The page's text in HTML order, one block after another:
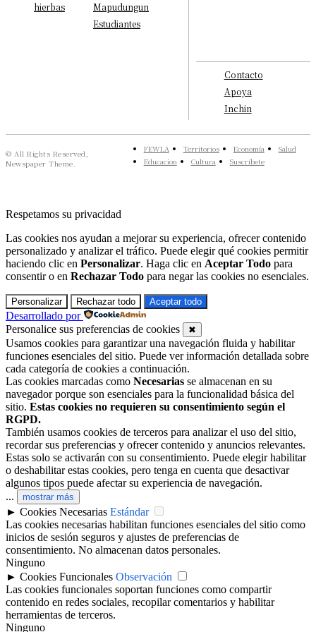
hierbas
Mapudungun
Estudiantes
Contacto
Apoya
Inchin
© All Rights Reserved,
Newspaper Theme.
FEWLA Territorios Economía
Salud
Educacion
Cultura Suscríbete
Respetamos su privacidad
Las cookies nos ayudan a mejorar su experiencia, ofrecer contenido
personalizado y analizar el tráfico. Puede elegir qué cookies permitir
haciendo clic en Personalizar. Haga clic en Aceptar Todo para
consentir o en Rechazar Todo para negar las cookies no esenciales.
Personalizar Rechazar todo Aceptar todo
Desarrollado por
Personalice sus preferencias de cookies
✖
Usamos cookies para garantizar una navegación fluida y habilitar
funciones esenciales del sitio. Puede ver información detallada sobre
cada categoría de cookies a continuación.
Las cookies marcadas como Necesarias se almacenan en su
navegador porque son esenciales para la funcionalidad básica del
sitio. Estas cookies no requieren su consentimiento según el
RGPD.
También usamos cookies de terceros para analizar el uso del sitio,
recordar sus preferencias y ofrecer contenido y anuncios relevantes.
Estas solo se activarán con su consentimiento. Puede elegir habilitar
o deshabilitar estas cookies, pero tenga en cuenta que desactivar
algunos tipos puede afectar su experiencia de navegación.
...
mostrar más
► Cookies Necesarias Estándar
Las cookies necesarias habilitan funciones esenciales del sitio como
inicios de sesión seguros y ajustes de preferencias de
consentimiento. No almacenan datos personales.
Ninguno
► Cookies Funcionales Observación
Las cookies funcionales soportan funciones como compartir
contenido en redes sociales, recopilar comentarios y habilitar
herramientas de terceros.
Ninguno